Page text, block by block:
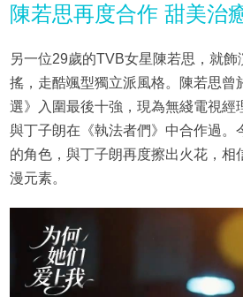
陳若思再度合作 甜美治
另一位29歲的TVB女星陳若思，就飾
搖，走酷颯型獨立派風格。陳若思曾
選》入圍最後十強，現為無綫電視經
與丁子朗在《執法者們》中合作過。
的角色，與丁子朗再度擦出火花，相
漫元素。